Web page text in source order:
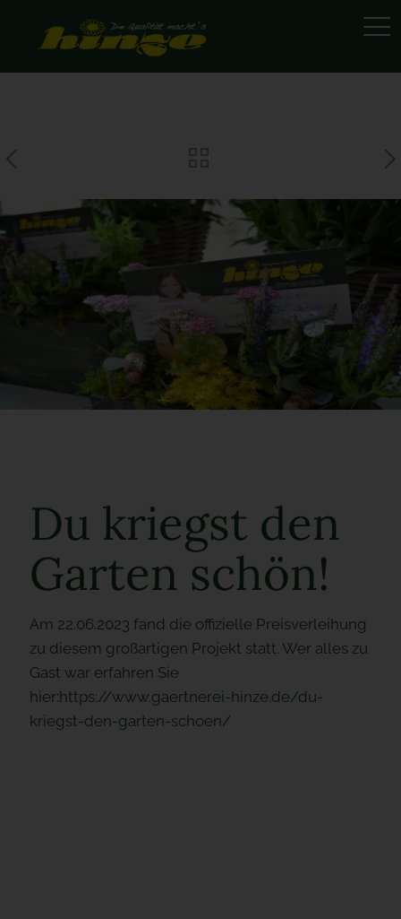
Du kriegst den
Garten schön!
Am 22.06.2023 fand die offizielle Preisverleihung
zu diesem großartigen Projekt statt. Wer alles zu
Gast war erfahren Sie
hier:https://www.gaertnerei-hinze.de/du-
kriegst-den-garten-schoen/